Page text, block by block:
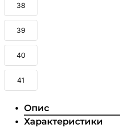
38
39
40
41
Опис
Характеристики